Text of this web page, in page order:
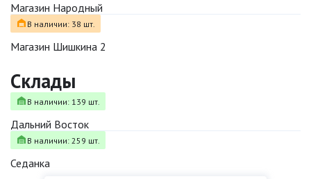
Магазин Народный
В наличии: 38 шт.
Магазин Шишкина 2
Склады
В наличии: 139 шт.
Дальний Восток
В наличии: 259 шт.
Седанка